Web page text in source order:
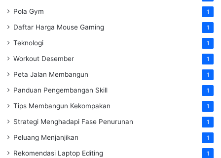
Pola Gym 1
Daftar Harga Mouse Gaming 1
Teknologi 1
Workout Desember 1
Peta Jalan Membangun 1
Panduan Pengembangan Skill 1
Tips Membangun Kekompakan 1
Strategi Menghadapi Fase Penurunan 1
Peluang Menjanjikan 1
Rekomendasi Laptop Editing 1